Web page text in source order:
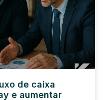
de caixa
e aumentar